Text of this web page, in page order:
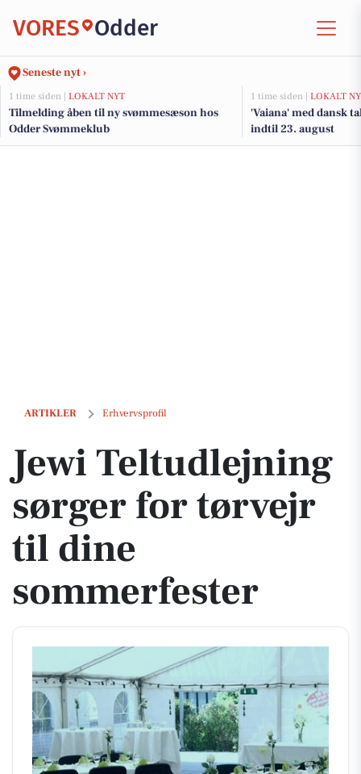
VORES Odder
Seneste nyt ›
1 time siden | LOKALT NYT
Tilmelding åben til ny svømmesæson hos
Odder Svømmeklub
1 time siden | LOKALT
'Vaiana' med dansk
indtil 23. august
ARTIKLER Erhvervsprofil
Jewi Teltudlejning sørger for tørvejr til dine sommerfester
Jewi Teltudlejning
sørger for tørvejr
til dine
sommerfester